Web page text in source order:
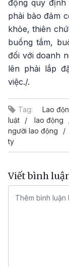
động quy định
phải bảo đảm
khỏe, thiên
buồng tắm,
đối với doanh
lên phải lắp
việc./.
Tag: Lao
luật
lao động
người lao động
ty
Viết bình